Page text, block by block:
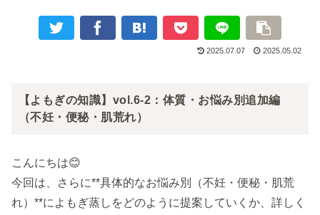
2025.07.07 2025.05.02
【よもぎの知識】vol.6-2：体質・お悩み別追加編
（不妊・便秘・肌荒れ）
こんにちは😊
今回は、さらに**具体的なお悩み別（不妊・便秘・肌荒
れ）**によもぎ蒸しをどのように提案していくか、詳しく